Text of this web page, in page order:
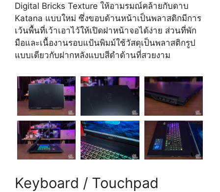
Digital Bricks Texture ให้อามรมณ์คล้ายกับดาบ
Katana แบบใหม่ ซึ่งขอบด้านหน้าเป็นพลาสติกมีการ
เว้นพื้นที่เว้าเอาไว้ให้เปิดฝาหน้าจอได้ง่าย ส่วนที่พัก
มือและเนื้องานรอบแป้นพิมม์ใช้วัสดุเป็นพลาสติกรูป
แบบเดียวกับฝากหลังแบบสีดำด้านที่สวยงาม
Keyboard / Touchpad